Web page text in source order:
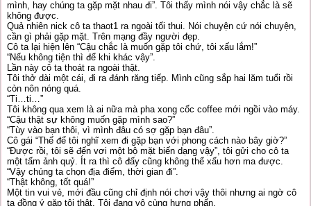
mình, hay chúng ta gặp mặt nhau đi”. Tôi thấy mình nói vậy chắc là sẽ
không được.
Quả nhiên nick cô ta thaot1 ra ngoài tối thui. Nói chuyện cứ nói chuyện,
cần gì phải gặp mặt. Trên mạng đầy người đẹp.
Cô ta lại hiện lên “Cậu chắc là muốn gặp tôi chứ, tôi xấu lắm!”
“Nếu không tiện thì để khi khác vậy”.
Lần này cô ta thoát ra ngoài thật.
Tôi thở dài một cái, đi ra đánh răng tiếp. Mình cũng sắp hai lăm tuổi rồi
còn nôn nóng quá.
“Ti…ti…”
Tôi không qua xem là ai nữa mà pha xong cốc coffee mới ngồi vào máy.
“Cậu thật sự không muốn gặp mình sao?”
“Tùy vào bạn thôi, vì mình đâu có sợ gặp bạn đâu”.
Cô gái “Thế để tôi nghĩ xem đi gặp bạn với phong cách nào bây giờ?”
“Được rồi, tôi sẽ đến vơi một bộ mặt biến dạng vậy”, tôi gửi cho cô ta
một tấm ảnh quỷ. Ít ra thì cô đấy cũng không thể xấu hơn ma được.
“Vậy chúng ta chọn địa điểm, thời gian đi”.
“Thật không, tốt quá!”
Một tin vui vẻ, mới đầu cũng chỉ định nói chơi vậy thôi nhưng ai ngờ cô
ta đồng ý gặp tôi thật. Tôi đang vô cùng hưng phấn.